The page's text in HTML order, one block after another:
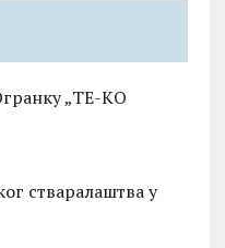
„ТЕ-KО
стваралаштва у